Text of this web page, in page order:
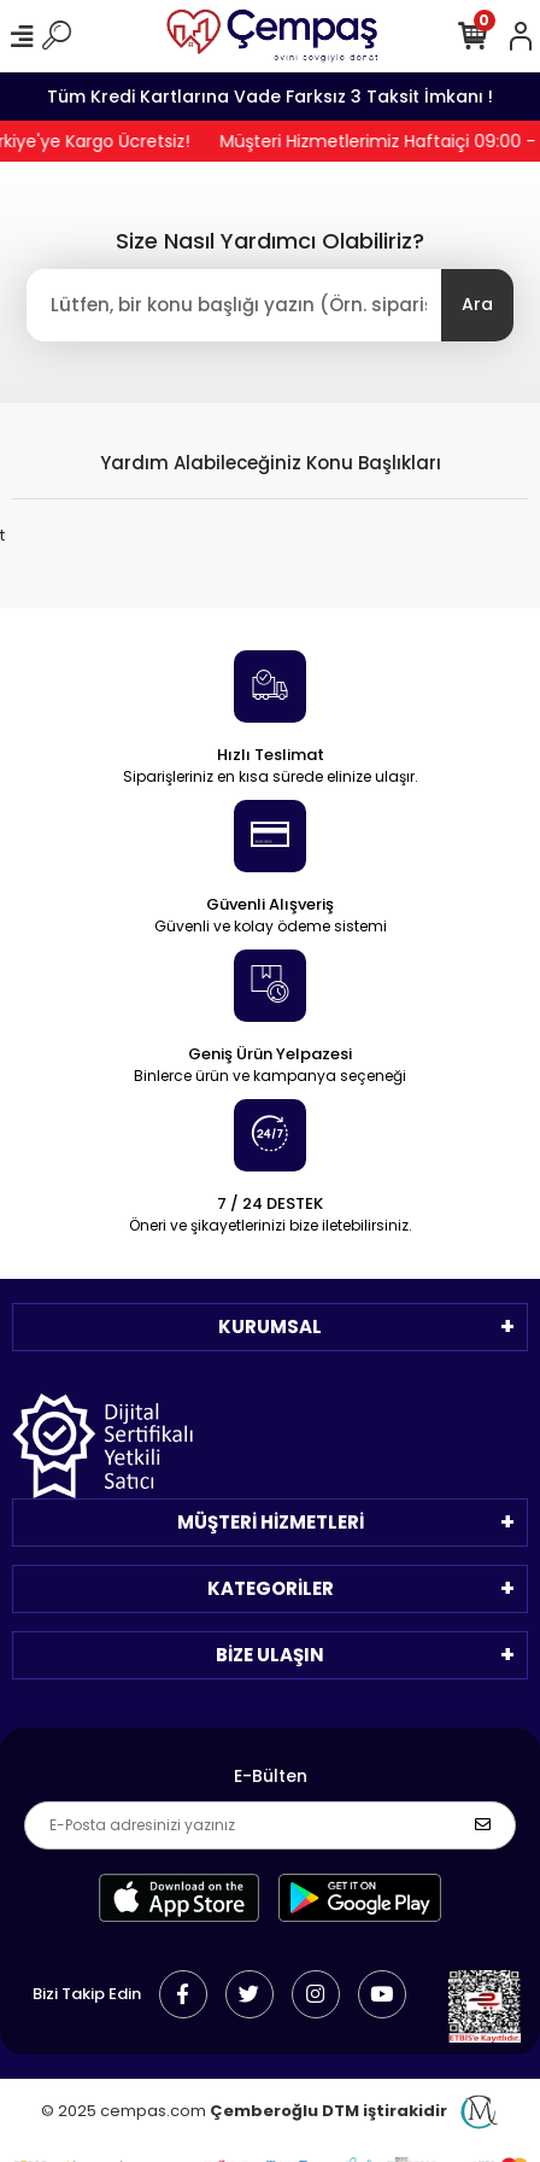
Tüm Kredi Kartlarına Vade Farksız 3 Taksit İmkanı !
Kargo Ücretsiz!
Müşteri Hizmetlerimiz Haftaiçi 09:00 -
0
Size Nasıl Yardımcı Olabiliriz?
Ara
Yardım Alabileceğiniz Konu Başlıkları
t
Hızlı Teslimat
Siparişleriniz en kısa sürede elinize ulaşır.
Güvenli Alışveriş
Güvenli ve kolay ödeme sistemi
Geniş Ürün Yelpazesi
Binlerce ürün ve kampanya seçeneği
7 / 24 DESTEK
Öneri ve şikayetlerinizi bize iletebilirsiniz.
KURUMSAL
MÜŞTERİ HİZMETLERİ
KATEGORİLER
BİZE ULAŞIN
E-Bülten
Bizi Takip Edin
© 2025 cempas.com Çemberoğlu DTM iştirakidir